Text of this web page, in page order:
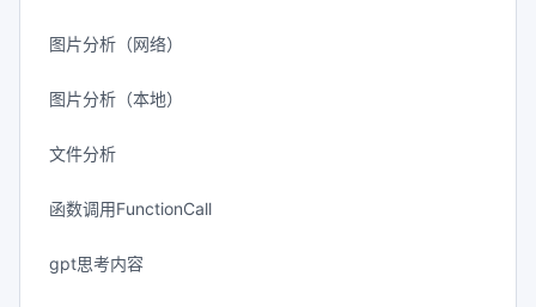
图片分析（网络）
图片分析（本地）
文件分析
函数调用FunctionCall
gpt思考内容